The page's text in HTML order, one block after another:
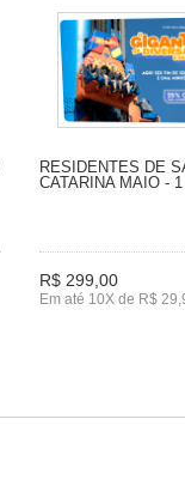
RESIDENTES DE
CATARINA MAIO -
R$ 299,00
Em até 10X de R$